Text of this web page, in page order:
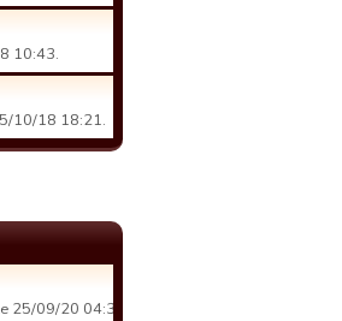
10:43.
10/18 18:21.
25/09/20 04:32.